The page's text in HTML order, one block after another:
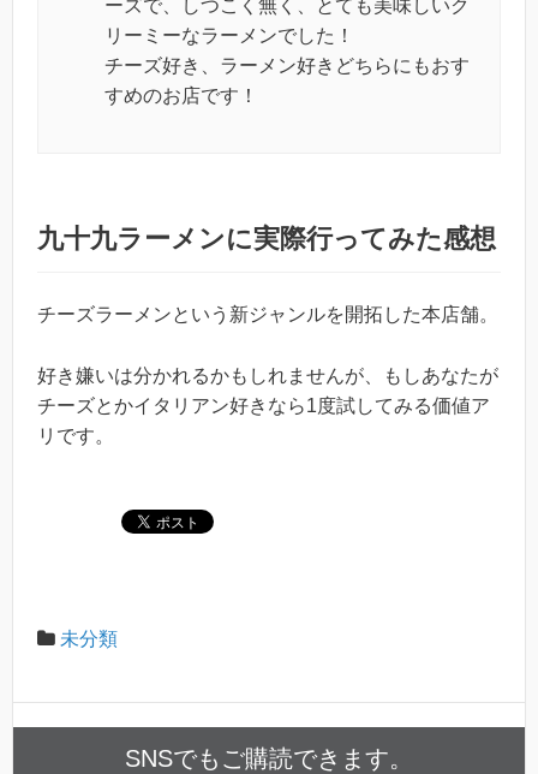
ーズで、しつこく無く、とても美味しいク
リーミーなラーメンでした！
チーズ好き、ラーメン好きどちらにもおす
すめのお店です！
九十九ラーメンに実際行ってみた感想
チーズラーメンという新ジャンルを開拓した本店舗。
好き嫌いは分かれるかもしれませんが、もしあなたが
チーズとかイタリアン好きなら1度試してみる価値ア
リです。
未分類
SNSでもご購読できます。